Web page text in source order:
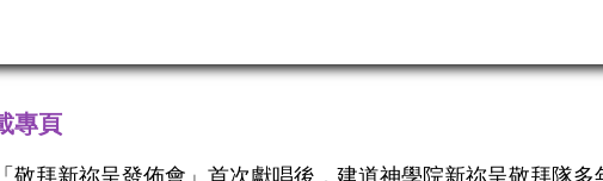
專頁
敬拜新祢呈發佈會」首次獻唱後，建道神學院新祢呈敬拜隊